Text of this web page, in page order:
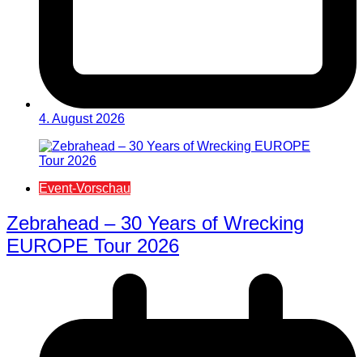
4. August 2026
Event-Vorschau
Zebrahead – 30 Years of Wrecking
EUROPE Tour 2026